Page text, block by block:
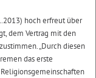
hoch erfreut über
dem Vertrag mit den
„Durch diesen
das erste